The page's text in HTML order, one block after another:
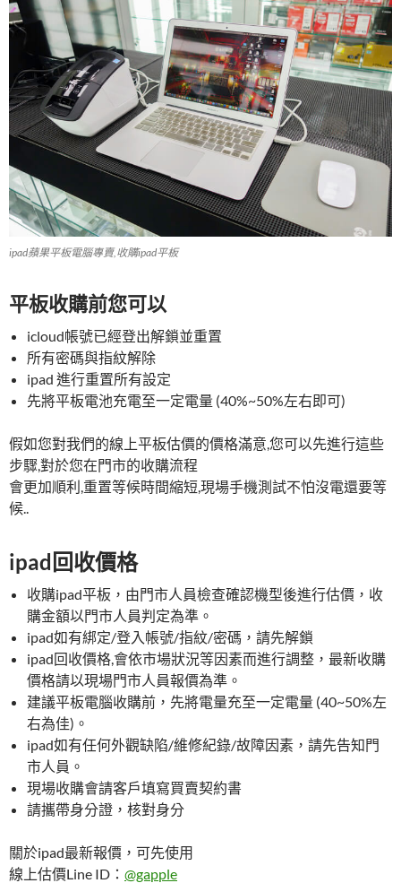
ipad蘋果平板電腦專賣,收購ipad平板
平板收購前您可以
icloud帳號已經登出解鎖並重置
所有密碼與指紋解除
ipad 進行重置所有設定
先將平板電池充電至一定電量 (40%~50%左右即可)
假如您對我們的線上平板估價的價格滿意,您可以先進行這些
步驟,對於您在門市的收購流程
會更加順利,重置等候時間縮短,現場手機測試不怕沒電還要等
候..
ipad回收價格
收購ipad平板，由門市人員檢查確認機型後進行估價，收
購金額以門市人員判定為準。
ipad如有綁定/登入帳號/指紋/密碼，請先解鎖
ipad回收價格,會依市場狀況等因素而進行調整，最新收購
價格請以現場門市人員報價為準。
建議平板電腦收購前，先將電量充至一定電量 (40~50%左
右為佳)。
ipad如有任何外觀缺陷/維修紀錄/故障因素，請先告知門
市人員。
現場收購會請客戶填寫買賣契約書
請攜帶身分證，核對身分
關於ipad最新報價，可先使用
線上估價Line ID： @gapple